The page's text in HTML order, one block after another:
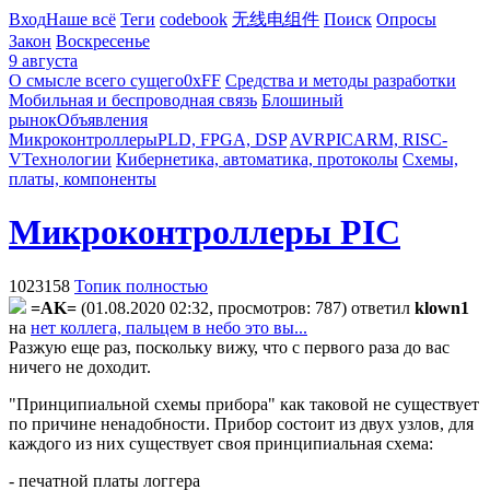
ВходНаше всё Теги codebook 无线电组件 Поиск Опросы
Закон Воскресенье
9 августа
О смысле всего сущего0xFF Средства и методы разработки
Мобильная и беспроводная связь Блошиный
рынокОбъявления
МикроконтроллерыPLD, FPGA, DSP AVRPICARM, RISC-
VТехнологии Кибернетика, автоматика, протоколы Схемы,
платы, компоненты
Микроконтроллеры PIC
1023158 Топик полностью
=AK= (01.08.2020 02:32, просмотров: 787) ответил klown1
на нет коллега, пальцем в небо это вы...
Разжую еще раз, поскольку вижу, что с первого раза до вас
ничего не доходит.
"Принципиальной схемы прибора" как таковой не существует
по причине ненадобности. Прибор состоит из двух узлов, для
каждого из них существует своя принципиальная схема:
- печатной платы логгера